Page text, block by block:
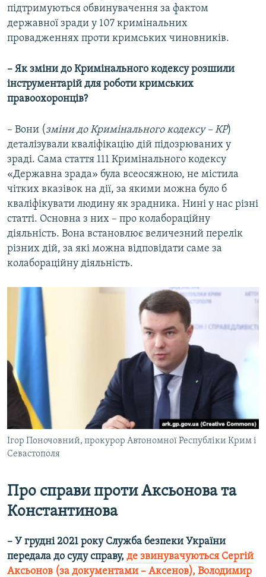
підтримуються обвинувачення за фактом
державної зради у 107 кримінальних
провадженнях проти кримських чиновників.
– Як зміни до Кримінального кодексу розшили
інструментарій для роботи кримських
правоохоронців?
– Вони (зміни до Кримінального кодексу – КР)
деталізували кваліфікацію дій підозрюваних у
зраді. Сама стаття 111 Кримінального кодексу
«Державна зрада» була всеосяжною, не містила
чітких вказівок на дії, за якими можна було б
кваліфікувати людину як зрадника. Нині у нас різні
статті. Основна з них – про колабораційну
діяльність. Вона встановлює величезний перелік
різних дій, за які можна відповідати саме за
колабораційну діяльність.
Ігор Поночовний, прокурор Автономної Республіки Крим і
Севастополя
Про справи проти Аксьонова та
Константинова
– У грудні 2021 року Служба безпеки України
передала до суду справу, де звинувачуються Сергій
Аксьонов (за документами – Аксенов), Володимир